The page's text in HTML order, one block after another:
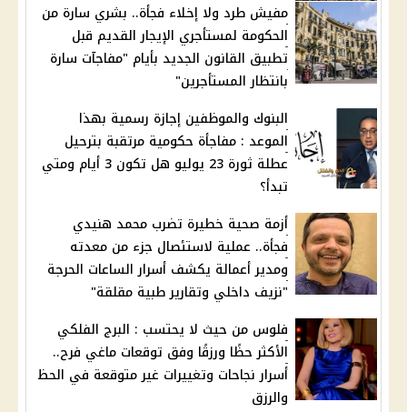
مفيش طرد ولا إخلاء فجأة.. بشري سارة من
الحكومة لمستأجري الإيجار القديم قبل
تطبيق القانون الجديد بأيام "مفاجآت سارة
بانتظار المستأجرين"
البنوك والموظفين إجازة رسمية بهذا
الموعد : مفاجأة حكومية مرتقبة بترحيل
عطلة ثورة 23 يوليو هل تكون 3 أيام ومتي
تبدأ؟
أزمة صحية خطيرة تضرب محمد هنيدي
فجأة.. عملية لاستئصال جزء من معدته
ومدير أعمالة يكشف أسرار الساعات الحرجة
"نزيف داخلي وتقارير طبية مقلقة"
فلوس من حيث لا يحتسب : البرج الفلكي
الأكثر حظًا ورزقًا وفق توقعات ماغي فرح..
أسرار نجاحات وتغييرات غير متوقعة في الحظ
والرزق